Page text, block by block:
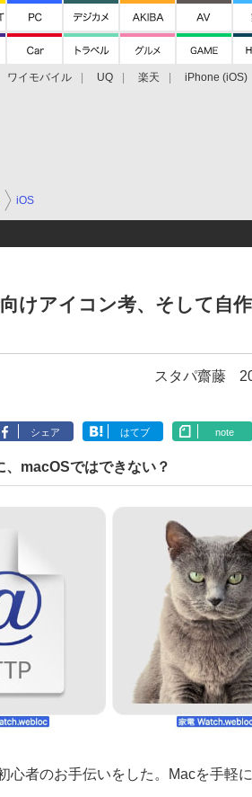
ワイモバイル UQ 楽天 iPhone (iOS)
iOS
けアイコン考、そして自
スタパ齋藤
シェア はてブ note
、macOSではできない？
者のお手伝いをした。Macを手軽